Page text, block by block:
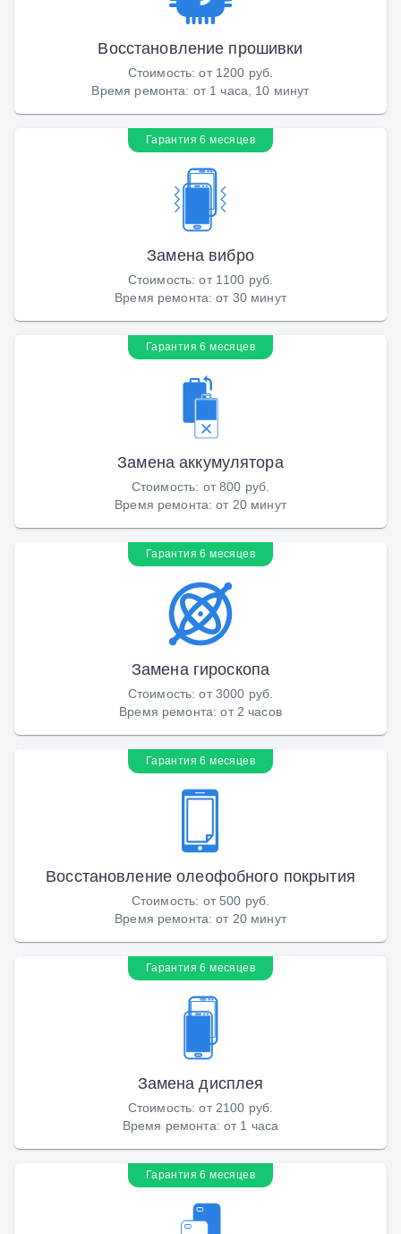
Восстановление прошивки
Стоимость:от 1200 руб.
Время ремонта: от 1 часа, 10 минут
Гарантия 6 месяцев
Замена вибро
Стоимость:от 1100 руб.
Время ремонта:от 30 минут
Гарантия 6 месяцев
Замена аккумулятора
Стоимость: от 800 руб.
Время ремонта:от 20 минут
Гарантия 6 месяцев
Замена гироскопа
Стоимость:от 3000 руб.
Время ремонта:от 2 часов
Гарантия 6 месяцев
Восстановление олеофобного покрытия
Стоимость: от 500 руб.
Время ремонта:от 20 минут
Гарантия 6 месяцев
Замена дисплея
Стоимость:от 2100 руб.
Время ремонта: от 1 часа
Гарантия 6 месяцев